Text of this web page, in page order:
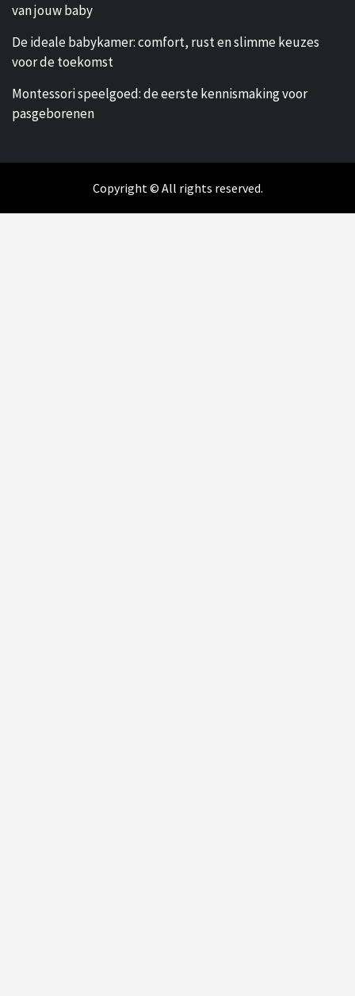
van jouw baby
De ideale babykamer: comfort, rust en slimme keuzes
voor de toekomst
Montessori speelgoed: de eerste kennismaking voor
pasgeborenen
Copyright © All rights reserved.